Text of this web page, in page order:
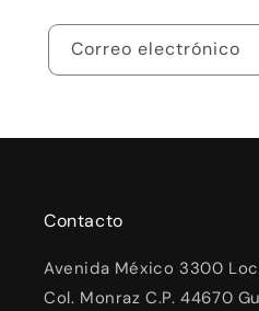
Correo electrónico
Contacto
Avenida México 3300
Col. Monraz C.P. 44670